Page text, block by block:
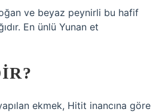
ve beyaz peynirli bu hafif
En ünlü Yunan et
ekmek, Hitit inancına göre